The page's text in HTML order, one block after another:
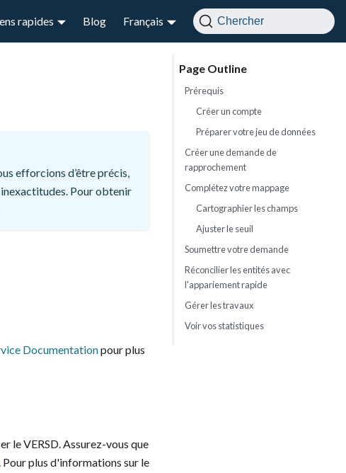
rapides Blog Français Chercher
efforcions d’être précis,
Pour obtenir
Documentationpour plus
le VERSD. Assurez-vous que
Pour plus d'informations sur le
Prérequis
Créer un compte
Préparer votre jeu de données
Créer une demande de
rapprochement
Complétez votre mappage
Cartographier les champs
Ajuster le seuil
Soumettre votre demande
Réconcilier les entités avec
l'appariement rapide
Gérer les travaux
Voir vos statistiques